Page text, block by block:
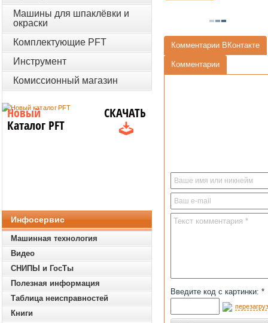
Комментарии ВКонтакте
Комментарии
Введите код с картинки: *
Машины для шпаклёвки и
окраски
Комплектующие PFT
Инструмент
Комиссионный магазин
Новый
Каталог PFT
СКАЧАТЬ
Инфосервис
Машинная технология
Видео
СНИПЫ и ГосТы
Полезная информация
Таблица неисправностей
Книги